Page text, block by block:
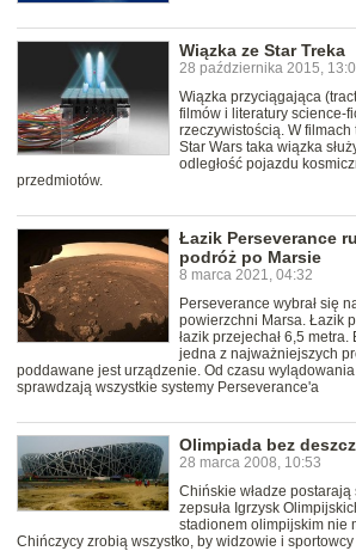
Wiązka ze Star Treka
28 października 2015,
Wiązka przyciągająca
filmów i literatury science-
rzeczywistością. W
Star Wars taka wiązka
odległość pojazdu
przedmiotów.
Łazik Perseverance
podróż po Marsie
8 marca 2021, 04:32
Perseverance wybrał się
powierzchni Marsa. Łazik
łazik przejechał 6,5 metra.
jedna z najważniejszych
poddawane jest urządzenie. Od czasu
sprawdzają wszystkie systemy Perseverance'a
Olimpiada bez
28 marca 2008, 10:53
Chińskie władze
zepsuła Igrzysk
stadionem olimpijskim nie
Chińczycy zrobią wszystko, by widzowie i sportowcy